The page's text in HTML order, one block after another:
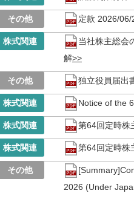
定款 2026/06/
当社株主総会
解
独立役員届出
Notice of the
第64回定時株
第64回定時株
2026 (Under